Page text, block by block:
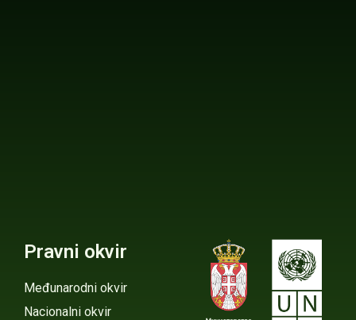
Pravni okvir
Međunarodni okvir
Nacionalni okvir